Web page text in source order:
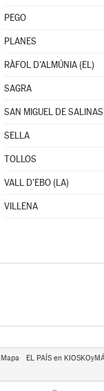
PEGO
PLANES
RÀFOL D'ALMÚNIA (EL)
SAGRA
SAN MIGUEL DE SALINAS
SELLA
TOLLOS
VALL D'EBO (LA)
VILLENA
Mapa
EL PAÍS en